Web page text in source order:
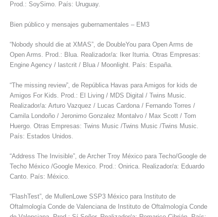
Prod.: SoySimo. País: Uruguay.
Bien público y mensajes gubernamentales – EM3
“Nobody should die at XMAS”, de DoubleYou para Open Arms de
Open Arms. Prod.: Blua. Realizador/a: Iker Iturria. Otras Empresas:
Engine Agency / lastcrit / Blua / Moonlight. País: España.
“The missing review”, de República Havas para Amigos for kids de
Amigos For Kids. Prod.: El Living / MDS Digital / Twins Music.
Realizador/a: Arturo Vazquez / Lucas Cardona / Fernando Torres /
Camila Londoño / Jeronimo Gonzalez Montalvo / Max Scott / Tom
Huergo. Otras Empresas: Twins Music /Twins Music /Twins Music.
País: Estados Unidos.
“Address The Invisible”, de Archer Troy México para Techo/Google de
Techo México /Google Mexico. Prod.: Onirica. Realizador/a: Eduardo
Canto. País: México.
“FlashTest”, de MullenLowe SSP3 México para Instituto de
Oftalmología Conde de Valenciana de Instituto de Oftalmología Conde